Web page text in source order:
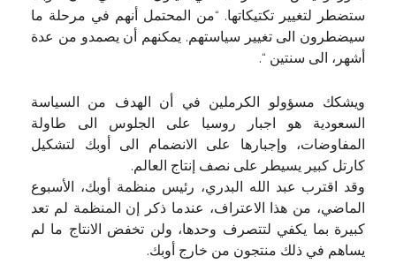
ستضطر لتغيير تكتيكاتها. “من المحتمل أنهم في مرحلة ما
سيضطرون الى تغيير سياستهم. يمكنهم أن يصمدو من عدة
أشهر، الى سنتين “.
ويشكك مسؤولو الكرملين في أن الهدف من السياسة
السعودية هو اجبار روسيا على الجلوس الى طاولة
المفاوضات، وإجبارها على الانضمام الى أوبك لتشكيل
كارتل كبير يسيطر على نصف إنتاج العالم.
وقد اقترب عبد الله البدري، رئيس منظمة أوبك، الأسبوع
الماضي، من هذا الاعتراف، عندما ذكر إن المنظمة لم تعد
كبيرة بما يكفي لتتصرف وحدها، ولن تخفض الانتاج ما لم
يساهم في ذلك منتجون من خارج أوبك.